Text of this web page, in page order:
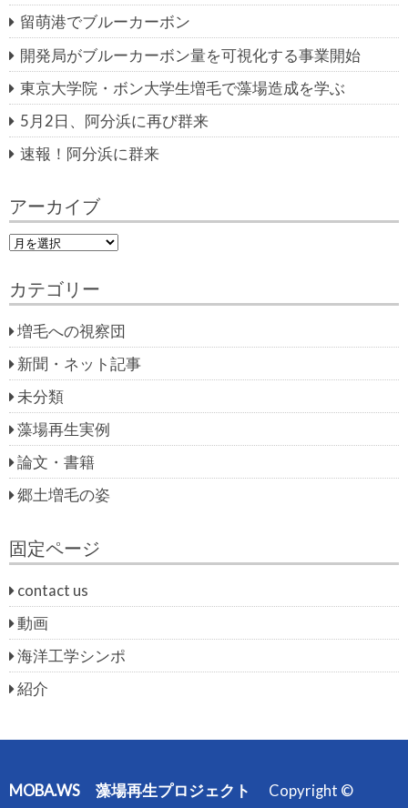
留萌港でブルーカーボン
開発局がブルーカーボン量を可視化する事業開始
東京大学院・ボン大学生増毛で藻場造成を学ぶ
5月2日、阿分浜に再び群来
速報！阿分浜に群来
アーカイブ
ア
カ
イ
ブ
カテゴリー
増毛への視察団
新聞・ネット記事
未分類
藻場再生実例
論文・書籍
郷土増毛の姿
固定ページ
contact us
動画
海洋工学シンポ
紹介
MOBA.WS 藻場再生プロジェクト
Copyright ©